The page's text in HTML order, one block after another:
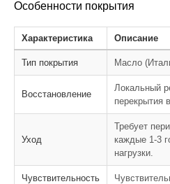
Особенности покрытия
Характеристика Описание
Тип покрытия Масло
Восстановление
Локальный
перекрытия
Уход
Требует
каждые 1-3
нагрузки.
Чувствительность